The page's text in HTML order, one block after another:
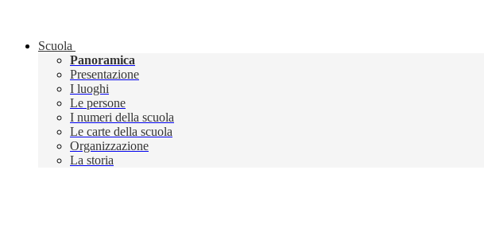
Scuola
Panoramica
Presentazione
I luoghi
Le persone
I numeri della scuola
Le carte della scuola
Organizzazione
La storia